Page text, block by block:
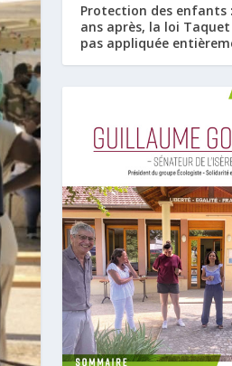
Protection des enfants
ans après, la loi
pas appliquée